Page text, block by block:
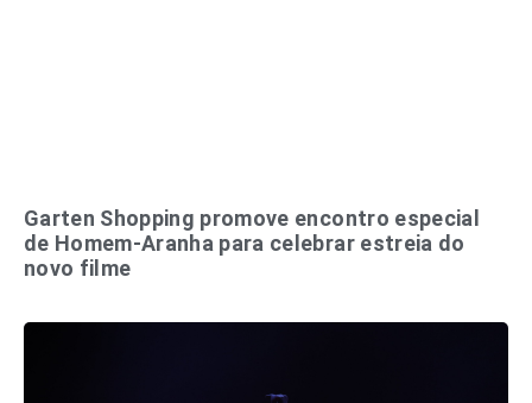
Garten Shopping promove encontro especial
de Homem-Aranha para celebrar estreia do
novo filme